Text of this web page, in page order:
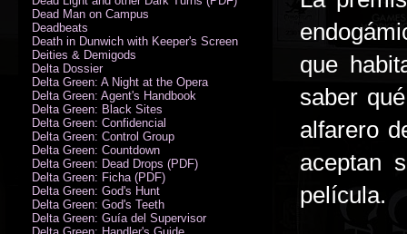
que
saber
alfarero
aceptan
película.
Dead Man on Campus
Deadbeats
Death in Dunwich with Keeper's Screen
Deities & Demigods
Delta Dossier
Delta Green: A Night at the Opera
Delta Green: Agent's Handbook
Delta Green: Black Sites
Delta Green: Confidencial
Delta Green: Control Group
Delta Green: Countdown
Delta Green: Dead Drops (PDF)
Delta Green: Ficha (PDF)
Delta Green: God's Hunt
Delta Green: God's Teeth
Delta Green: Guía del Supervisor